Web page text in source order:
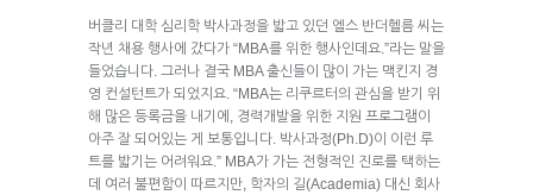
버클리 대학 심리학 박사과정을 밟고 있던 엘스 반더헬름 씨는
작년 채용 행사에 갔다가 “MBA를 위한 행사인데요.”라는 말을
들었습니다. 그러나 결국 MBA 출신들이 많이 가는 맥킨지 경
영 컨설턴트가 되었지요. “MBA는 리쿠르터의 관심을 받기 위
해 많은 등록금을 내기에, 경력개발을 위한 지원 프로그램이
아주 잘 되어있는 게 보통입니다. 박사과정(Ph.D)이 이런 루
트를 밟기는 어려워요.” MBA가 가는 전형적인 진로를 택하는
데 여러 불편함이 따르지만, 학자의 길(Academia) 대신 회사